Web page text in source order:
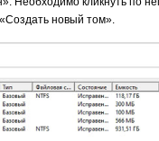
новый том».